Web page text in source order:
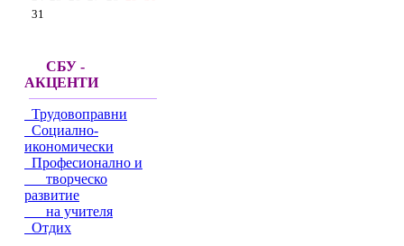
31
СБУ -
АКЦЕНТИ
Трудовоправни
Социално-
икономически
Професионално и
творческо
развитие
на учителя
Отдих